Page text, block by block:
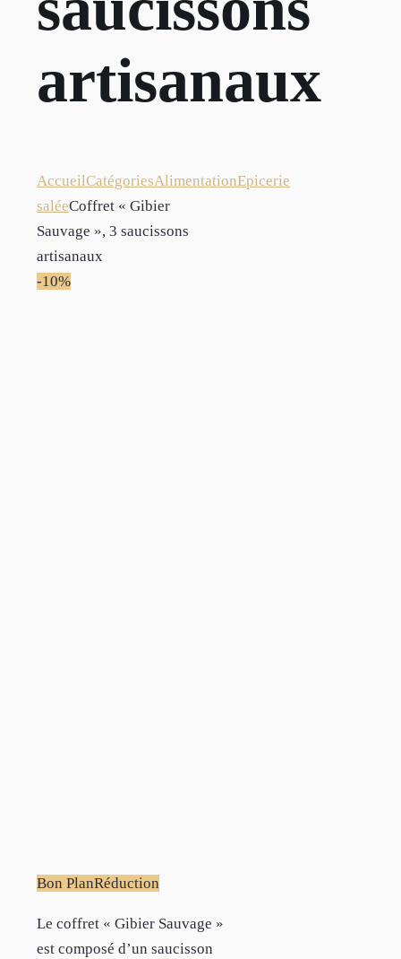
artisanaux
AccueilCatégoriesAlimentationEpicerie
saléeCoffret « Gibier
Sauvage », 3 saucissons
artisanaux
-10%
Bon PlanRéduction
Le coffret « Gibier Sauvage »
est composé d’un saucisson